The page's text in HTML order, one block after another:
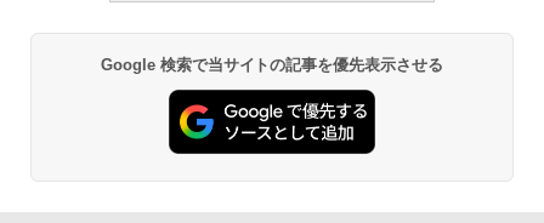
Google 検索で当サイトの記事を優先表示させる